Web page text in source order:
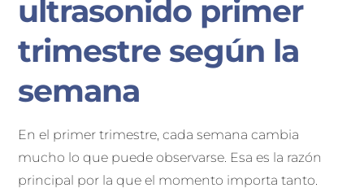
ultrasonido primer
trimestre según la
semana
En el primer trimestre, cada semana cambia
mucho lo que puede observarse. Esa es la razón
principal por la que el momento importa tanto.